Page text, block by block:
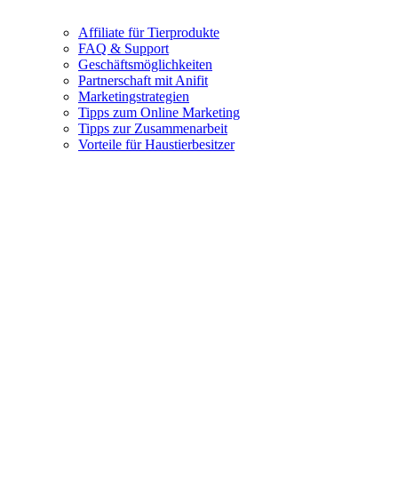
Affiliate für Tierprodukte
FAQ & Support
Geschäftsmöglichkeiten
Partnerschaft mit Anifit
Marketingstrategien
Tipps zum Online Marketing
Tipps zur Zusammenarbeit
Vorteile für Haustierbesitzer